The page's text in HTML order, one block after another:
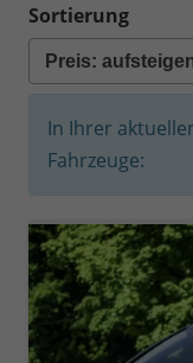
Sortierung
In Ihrer
Fahrzeuge: